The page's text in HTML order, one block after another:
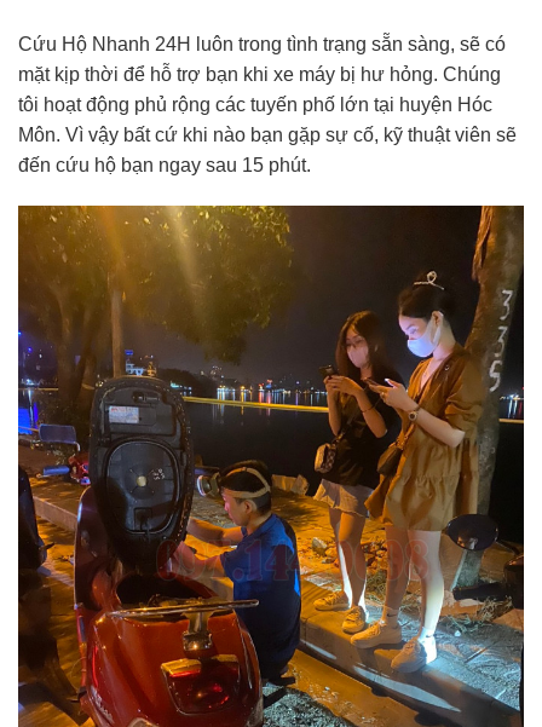
Cứu Hộ Nhanh 24H luôn trong tình trạng sẵn sàng, sẽ có
mặt kịp thời để hỗ trợ bạn khi xe máy bị hư hỏng. Chúng
tôi hoạt động phủ rộng các tuyến phố lớn tại huyện Hóc
Môn. Vì vậy bất cứ khi nào bạn gặp sự cố, kỹ thuật viên sẽ
đến cứu hộ bạn ngay sau 15 phút.